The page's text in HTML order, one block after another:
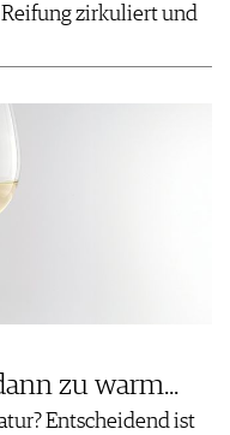
zirkuliert und
zu warm...
Entscheidend ist